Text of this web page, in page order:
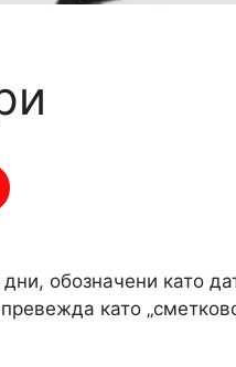
обозначени като
като